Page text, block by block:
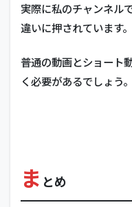
実際に私のチャンネル
違いに押されています。
普通の動画とショート
く必要があるでしょう。
ま とめ